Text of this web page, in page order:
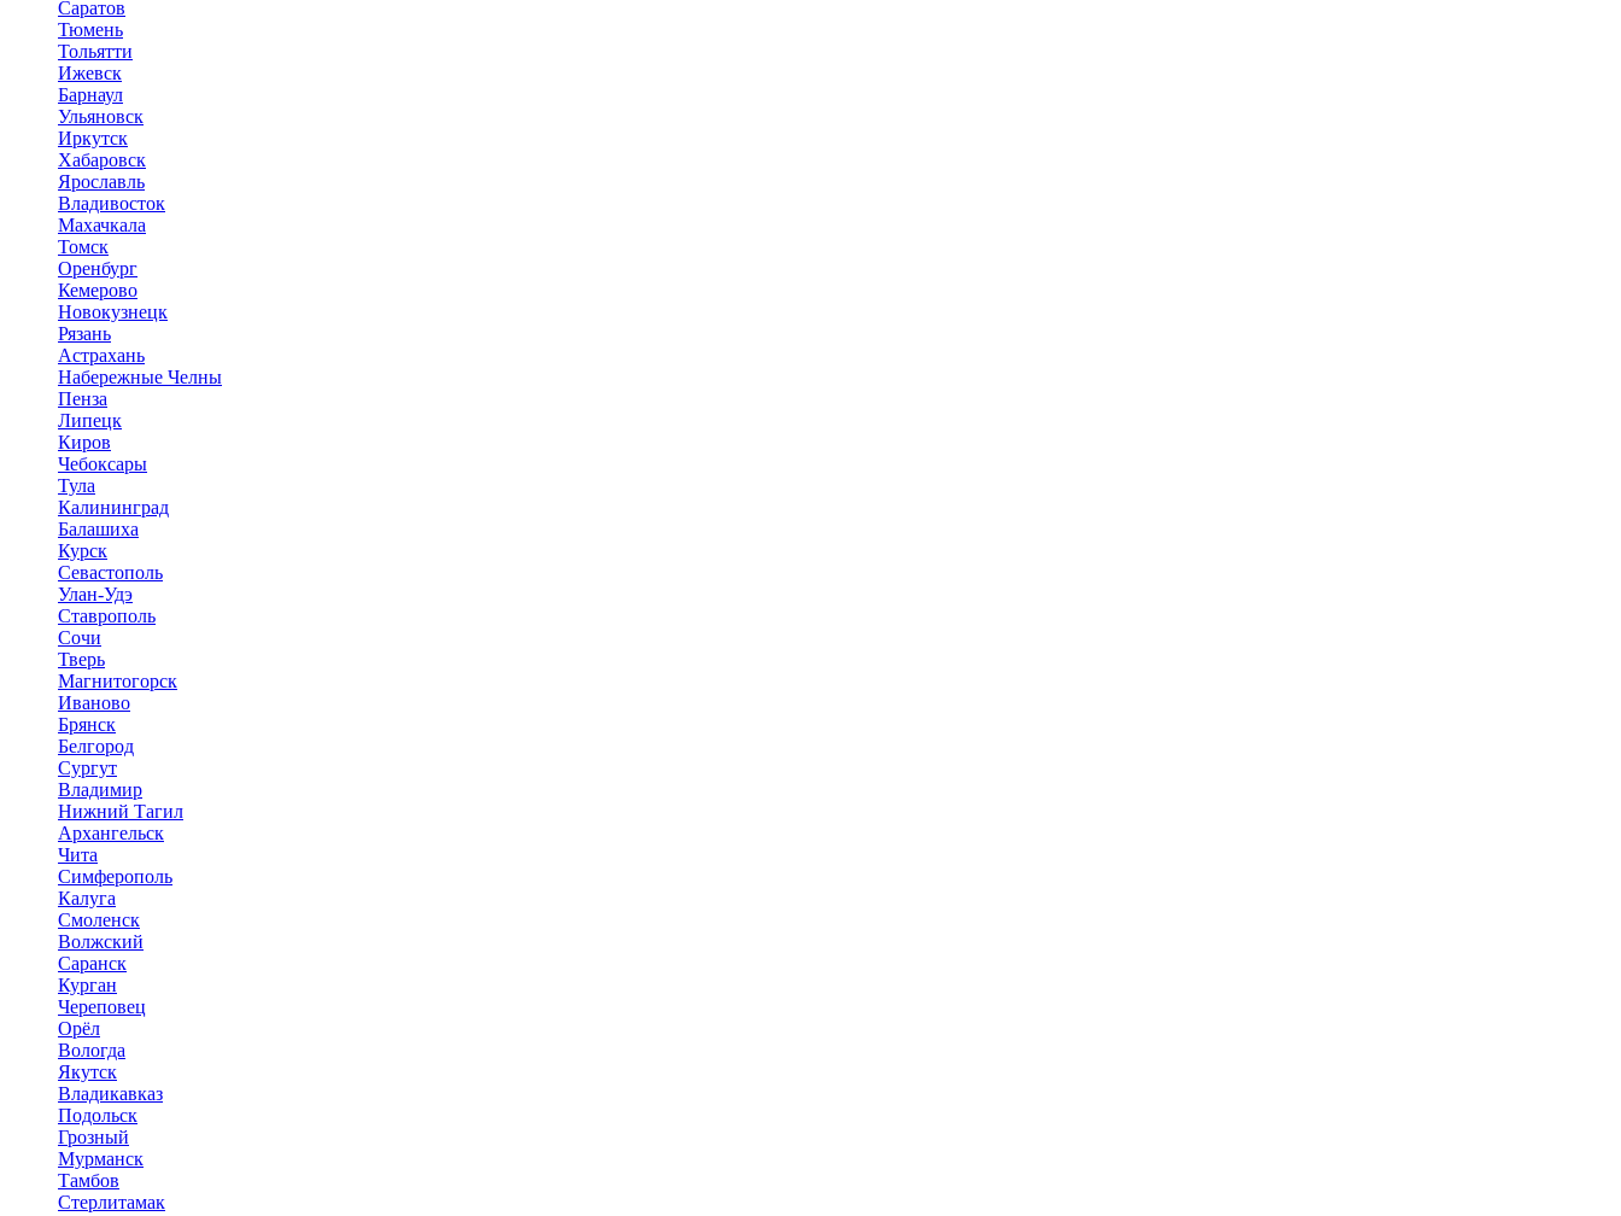
Саратов
Тюмень
Тольятти
Ижевск
Барнаул
Ульяновск
Иркутск
Хабаровск
Ярославль
Владивосток
Махачкала
Томск
Оренбург
Кемерово
Новокузнецк
Рязань
Астрахань
Набережные Челны
Пенза
Липецк
Киров
Чебоксары
Тула
Калининград
Балашиха
Курск
Севастополь
Улан-Удэ
Ставрополь
Сочи
Тверь
Магнитогорск
Иваново
Брянск
Белгород
Сургут
Владимир
Нижний Тагил
Архангельск
Чита
Симферополь
Калуга
Смоленск
Волжский
Саранск
Курган
Череповец
Орёл
Вологда
Якутск
Владикавказ
Подольск
Грозный
Мурманск
Тамбов
Стерлитамак